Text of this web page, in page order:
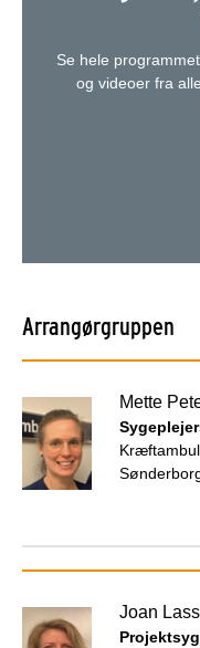
Se hele
og videoer fra
Arrangørgruppen
Mette
Joan